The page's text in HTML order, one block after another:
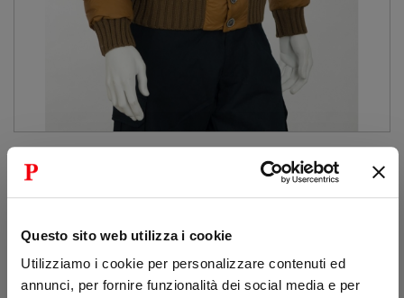
Questo sito web utilizza i cookie
Utilizziamo i cookie per personalizzare contenuti ed
annunci, per fornire funzionalità dei social media e per
» CAPI SPALLA
Piumino invernale modello
bomber con bordi in maglia